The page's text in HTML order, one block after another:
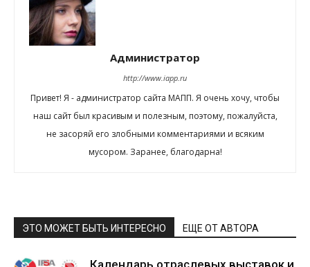
Администратор
http://www.iapp.ru
Привет! Я - администратор сайта МАПП. Я очень хочу, чтобы
наш сайт был красивым и полезным, поэтому, пожалуйста,
не засоряй его злобными комментариями и всяким
мусором. Заранее, благодарна!
ЭТО МОЖЕТ БЫТЬ ИНТЕРЕСНО ЕЩЕ ОТ АВТОРА
Календарь отраслевых выставок и